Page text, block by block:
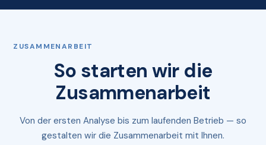
ZUSAMMENARBEIT
So starten wir die
Zusammenarbeit
Von der ersten Analyse bis zum laufenden Betrieb — so
gestalten wir die Zusammenarbeit mit Ihnen.